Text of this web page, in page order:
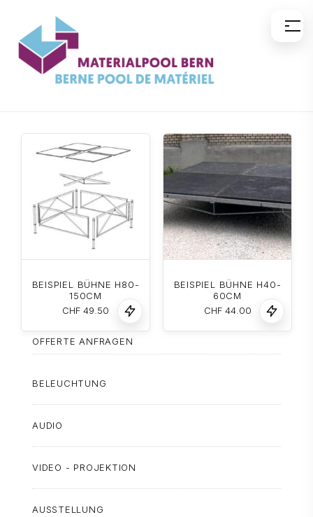
springen
BEISPIEL BÜHNE H80-
150CM
CHF 49.50
BEISPIEL BÜHNE H40-
60CM
CHF44.00
OFFERTE ANFRAGEN
BELEUCHTUNG
AUDIO
VIDEO - PROJEKTION
AUSSTELLUNG